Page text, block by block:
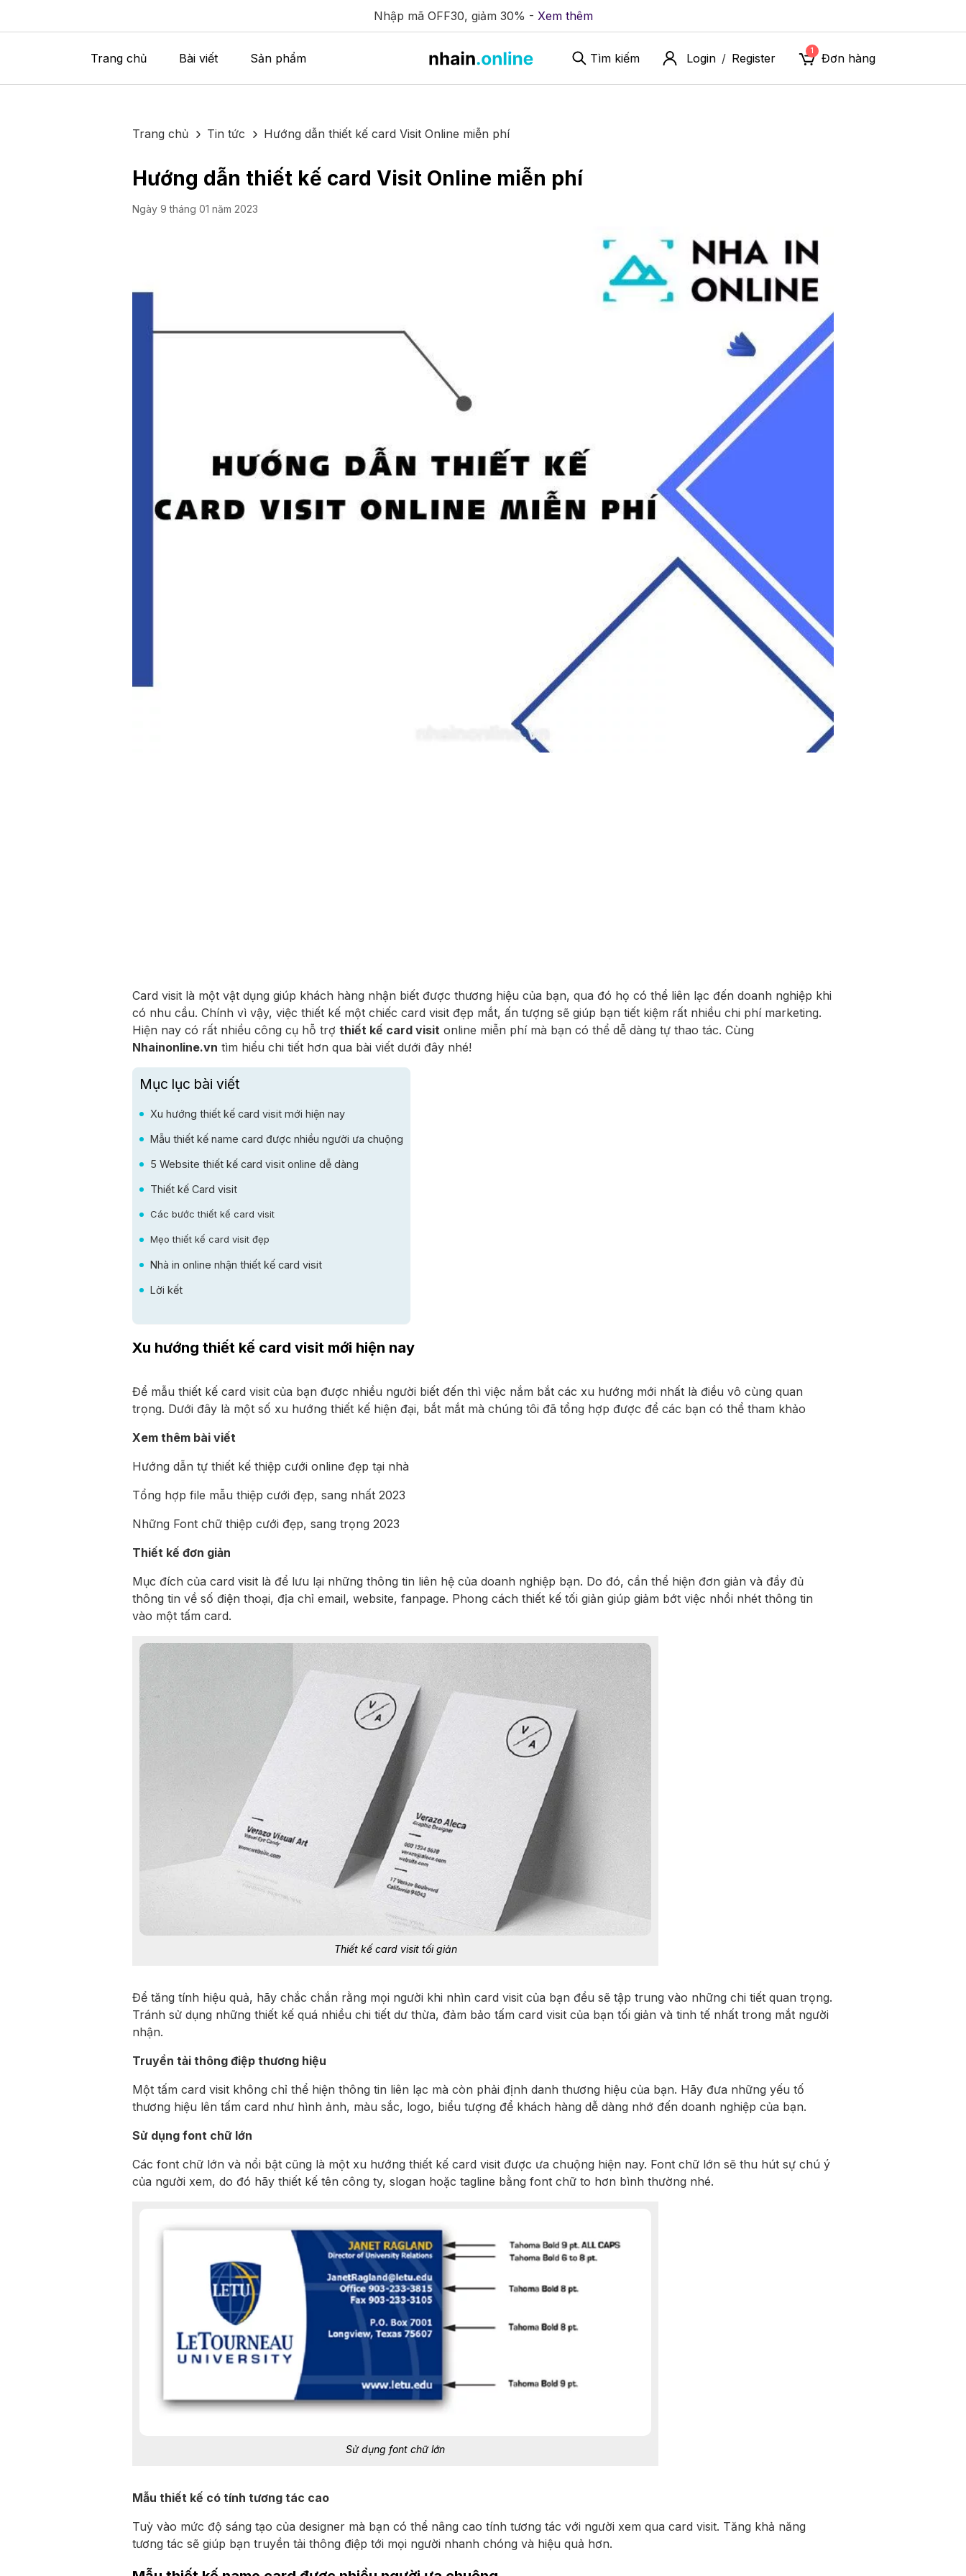
Nhập mã OFF30, giảm 30% - Xem thêm
Trang chủ Bài viết Sản phẩm Tìm kiếm Login / Register
1
Đơn hàng
Trang chủ Tin tức Hướng dẫn thiết kế card Visit Online miễn phí
Hướng dẫn thiết kế card Visit Online miễn phí
Ngày 9 tháng 01 năm 2023
Card visit là một vật dụng giúp khách hàng nhận biết được thương hiệu của bạn, qua đó họ có thể liên lạc đến doanh nghiệp khi
có nhu cầu. Chính vì vậy, việc thiết kế một chiếc card visit đẹp mắt, ấn tượng sẽ giúp bạn tiết kiệm rất nhiều chi phí marketing.
Hiện nay có rất nhiều công cụ hỗ trợ thiết kế card visit online miễn phí mà bạn có thể dễ dàng tự thao tác. Cùng
Nhainonline.vn tìm hiểu chi tiết hơn qua bài viết dưới đây nhé!
Mục lục bài viết
Xu hướng thiết kế card visit mới hiện nay
Mẫu thiết kế name card được nhiều người ưa chuộng
5 Website thiết kế card visit online dễ dàng
Thiết kế Card visit
Các bước thiết kế card visit
Mẹo thiết kế card visit đẹp
Nhà in online nhận thiết kế card visit
Lời kết
Xu hướng thiết kế card visit mới hiện nay
Để mẫu thiết kế card visit của bạn được nhiều người biết đến thì việc nắm bắt các xu hướng mới nhất là điều vô cùng quan
trọng. Dưới đây là một số xu hướng thiết kế hiện đại, bắt mắt mà chúng tôi đã tổng hợp được để các bạn có thể tham khảo
Xem thêm bài viết
Hướng dẫn tự thiết kế thiệp cưới online đẹp tại nhà
Tổng hợp file mẫu thiệp cưới đẹp, sang nhất 2023
Những Font chữ thiệp cưới đẹp, sang trọng 2023
Thiết kế đơn giản
Mục đích của card visit là để lưu lại những thông tin liên hệ của doanh nghiệp bạn. Do đó, cần thể hiện đơn giản và đầy đủ
thông tin về số điện thoại, địa chỉ email, website, fanpage. Phong cách thiết kế tối giản giúp giảm bớt việc nhồi nhét thông tin
vào một tấm card.
Thiết kế card visit tối giản
Để tăng tính hiệu quả, hãy chắc chắn rằng mọi người khi nhìn card visit của bạn đều sẽ tập trung vào những chi tiết quan trọng.
Tránh sử dụng những thiết kế quá nhiều chi tiết dư thừa, đảm bảo tấm card visit của bạn tối giản và tinh tế nhất trong mắt người
nhận.
Truyền tải thông điệp thương hiệu
Một tấm card visit không chỉ thể hiện thông tin liên lạc mà còn phải định danh thương hiệu của bạn. Hãy đưa những yếu tố
thương hiệu lên tấm card như hình ảnh, màu sắc, logo, biểu tượng để khách hàng dễ dàng nhớ đến doanh nghiệp của bạn.
Sử dụng font chữ lớn
Các font chữ lớn và nổi bật cũng là một xu hướng thiết kế card visit được ưa chuộng hiện nay. Font chữ lớn sẽ thu hút sự chú ý
của người xem, do đó hãy thiết kế tên công ty, slogan hoặc tagline bằng font chữ to hơn bình thường nhé.
Sử dụng font chữ lớn
Mẫu thiết kế có tính tương tác cao
Tuỳ vào mức độ sáng tạo của designer mà bạn có thể nâng cao tính tương tác với người xem qua card visit. Tăng khả năng
tương tác sẽ giúp bạn truyền tải thông điệp tới mọi người nhanh chóng và hiệu quả hơn.